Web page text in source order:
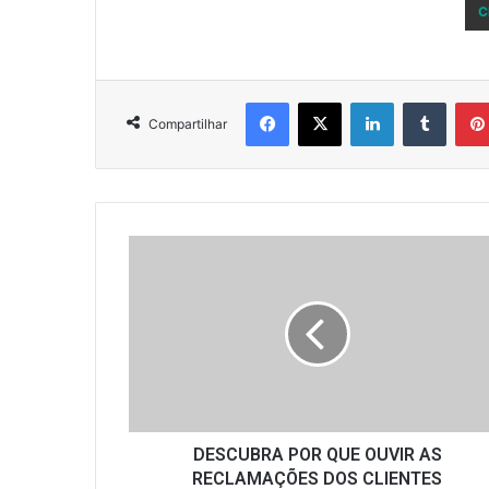
Compartilhar
Facebook
X Linkedin
CONTRIBUI
AUMENTAR
DESCUBRA POR QUE OUVIR AS
RECLAMAÇÕES DOS CLIENTES